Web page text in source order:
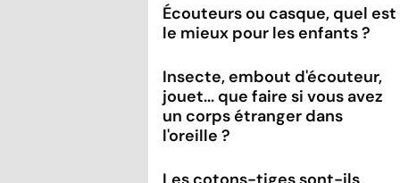
Écouteurs ou casque, quel est
le mieux pour les enfants ?
Insecte, embout d'écouteur,
jouet... que faire si vous avez
un corps étranger dans
l'oreille ?